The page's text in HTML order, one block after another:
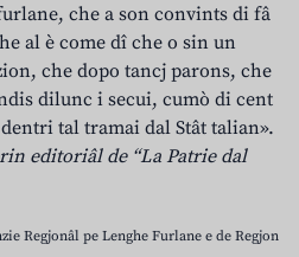
che a son convints di fâ
al è come dî che o sin un
che dopo tancj parons, che
dilunc i secui, cumò di cent
tal tramai dal Stât talian».
editoriâl de “La Patrie dal
Regjonâl pe Lenghe Furlane e de Regjon